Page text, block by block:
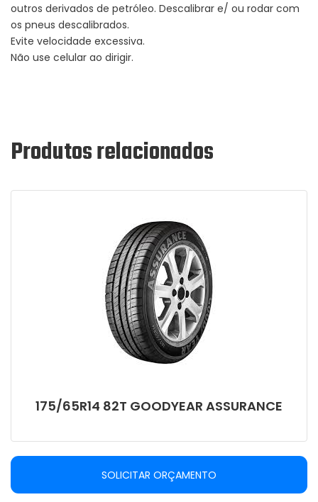
outros derivados de petróleo. Descalibrar e/ ou rodar com
os pneus descalibrados.
Evite velocidade excessiva.
Não use celular ao dirigir.
Produtos relacionados
175/65R14 82T GOODYEAR ASSURANCE
SOLICITAR ORÇAMENTO